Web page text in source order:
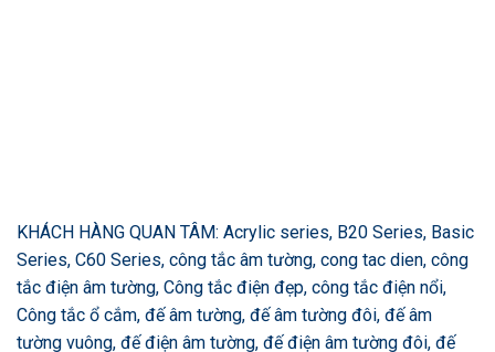
KHÁCH HÀNG QUAN TÂM: Acrylic series, B20 Series, Basic
Series, C60 Series, công tắc âm tường, cong tac dien, công
tắc điện âm tường, Công tắc điện đẹp, công tắc điện nổi,
Công tắc ổ cắm, đế âm tường, đế âm tường đôi, đế âm
tường vuông, đế điện âm tường, đế điện âm tường đôi, đế